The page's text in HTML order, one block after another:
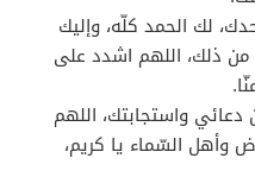
لك الحمد كلّه، وإليك
من ذلك، اللهم اشدد على
واستجابتك، اللهم
وأهل السّماء يا كريم،